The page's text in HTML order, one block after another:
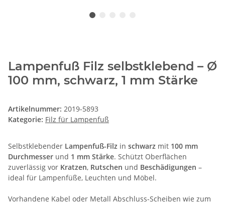
Lampenfuß Filz selbstklebend – Ø
100 mm, schwarz, 1 mm Stärke
Artikelnummer: 2019-5893
Kategorie: Filz für Lampenfuß
Selbstklebender Lampenfuß-Filz in schwarz mit 100 mm
Durchmesser und 1 mm Stärke. Schützt Oberflächen
zuverlässig vor Kratzen, Rutschen und Beschädigungen –
ideal für Lampenfüße, Leuchten und Möbel.
Vorhandene Kabel oder Metall Abschluss-Scheiben wie zum